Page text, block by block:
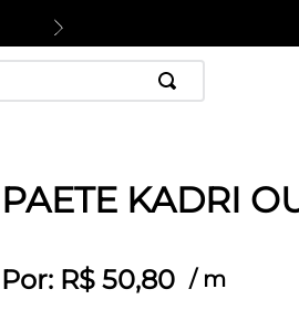
PAETE KADRI
Por: R$ 50,80 / m